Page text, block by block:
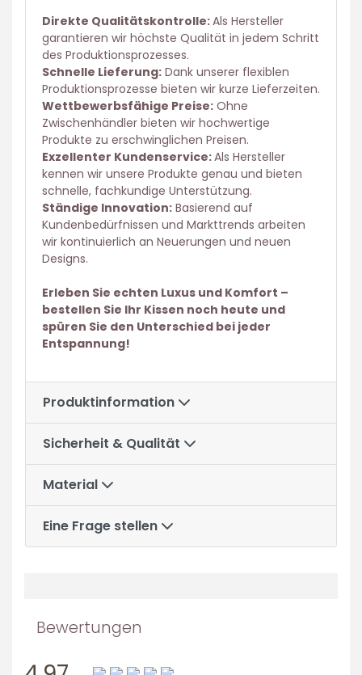
Direkte Qualitätskontrolle:Als Hersteller
garantieren wir höchste Qualität in jedem Schritt
des Produktionsprozesses.
Schnelle Lieferung: Dank unserer flexiblen
Produktionsprozesse bieten wir kurze Lieferzeiten.
Wettbewerbsfähige Preise: Ohne
Zwischenhändler bieten wir hochwertige
Produkte zu erschwinglichen Preisen.
Exzellenter Kundenservice:Als Hersteller
kennen wir unsere Produkte genau und bieten
schnelle, fachkundige Unterstützung.
Ständige Innovation: Basierend auf
Kundenbedürfnissen und Markttrends arbeiten
wir kontinuierlich an Neuerungen und neuen
Designs.
Erleben Sie echten Luxus und Komfort –
bestellen Sie Ihr Kissen noch heute und
spüren Sie den Unterschied bei jeder
Entspannung!
Produktinformation
Sicherheit & Qualität
Material
Eine Frage stellen
Bewertungen